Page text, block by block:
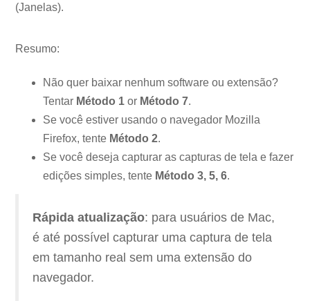
(Janelas).
Resumo:
Não quer baixar nenhum software ou extensão?
Tentar Método 1 or Método 7.
Se você estiver usando o navegador Mozilla
Firefox, tente Método 2.
Se você deseja capturar as capturas de tela e fazer
edições simples, tente Método 3, 5, 6.
Rápida atualização: para usuários de Mac,
é até possível capturar uma captura de tela
em tamanho real sem uma extensão do
navegador.